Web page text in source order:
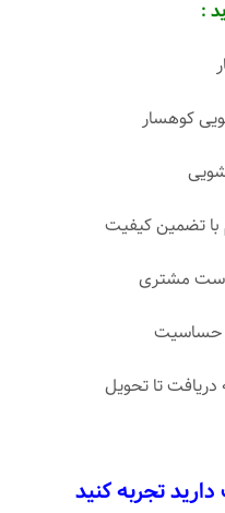
:
کوهسار
تضمین کیفیت
مشتری
حساسیت
تا تحویل
تجربه کنید